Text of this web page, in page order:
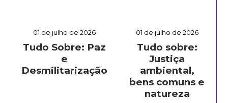
01 de julho de 2026
Tudo Sobre: Paz
e
Desmilitarização
01 de julho de 2026
Tudo sobre:
Justiça
ambiental,
bens comuns e
natureza